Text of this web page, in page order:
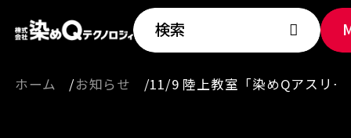
検索
ホーム お知らせ 11/9 陸上教室「染めQアスリ